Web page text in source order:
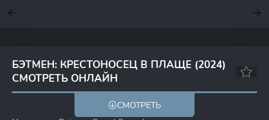
БЭТМЕН: КРЕСТОНОСЕЦ В ПЛАЩЕ (2024)
СМОТРЕТЬ ОНЛАЙН
6.7
СМОТРЕТЬ